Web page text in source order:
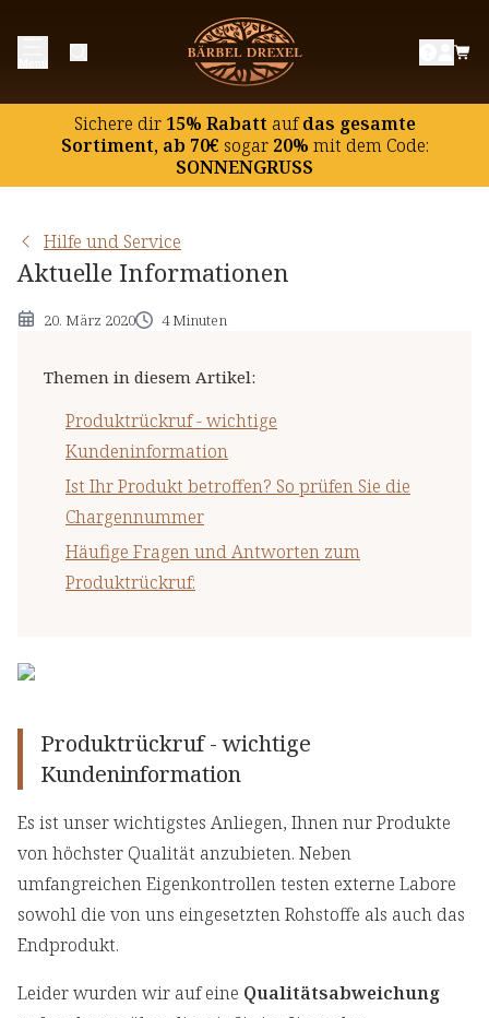
Sichere dir15% Rabatt aufdas gesamte
Sortiment, ab 70€ sogar20% mit dem Code:
SONNENGRUSS
Hilfe und Service
Aktuelle Informationen
20. März 2020 4 Minuten
Themen in diesem Artikel:
Produktrückruf - wichtige
Kundeninformation
Ist Ihr Produkt betroffen? So prüfen Sie die
Chargennummer
Häufige Fragen und Antworten zum
Produktrückruf:
Produktrückruf - wichtige
Kundeninformation
Ist Ihr Produkt betroffen? So prüfen Sie die
Chargennummer
Häufige Fragen und Antworten zum
Produktrückruf - wichtige
Kundeninformation
Es ist unser wichtigstes Anliegen, Ihnen nur Produkte
von höchster Qualität anzubieten. Neben
umfangreichen Eigenkontrollen testen externe Labore
sowohl die von uns eingesetzten Rohstoffe als auch das
Endprodukt.
Leider wurden wir auf eine Qualitätsabweichung